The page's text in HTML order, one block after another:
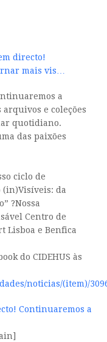
directo!
mais vis…
a
e coleções
quotidiano.
das paixões
ciclo de
(in)Visíveis: da
?Nossa
Centro de
Lisboa e Benfica
do CIDEHUS às
noticias/(item)/
Continuaremos a